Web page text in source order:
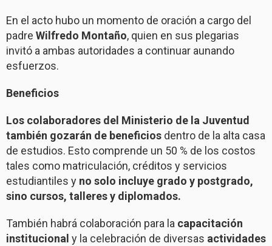
En el acto hubo un momento de oración a cargo del
padre Wilfredo Montaño, quien en sus plegarias
invitó a ambas autoridades a continuar aunando
esfuerzos.
Beneficios
Los colaboradores del Ministerio de la Juventud
también gozarán de beneficios dentro de la alta casa
de estudios. Esto comprende un 50 % de los costos
tales como matriculación, créditos y servicios
estudiantiles y no solo incluye grado y postgrado,
sino cursos, talleres y diplomados.
También habrá colaboración para la capacitación
institucional y la celebración de diversas actividades